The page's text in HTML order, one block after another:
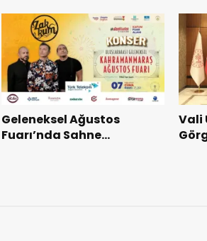
Teşkilatı ile buluştu.
Geleneksel Ağustos
Fuarı’nda Sahne
Vali